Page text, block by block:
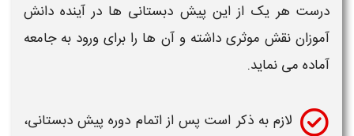
درست هر یک از اینپیش دبستانی ها در آینده دانش
آموزان نقش موثری داشته و آن ها را برای ورود به جامعه
آماده می نماید.
لازم به ذکر است پس از اتمام دورهپیش دبستانی،